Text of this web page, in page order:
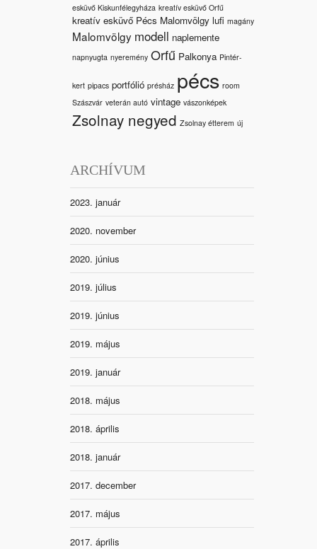
esküvő Kiskunfélegyháza kreatív esküvő Orfű
kreatív esküvő Pécs Malomvölgy lufi magány
Malomvölgy modell naplemente
napnyugta nyeremény Orfű Palkonya Pintér-
kert pipacs portfólió présház pécs room
Szászvár veterán autó vintage vászonképek
Zsolnay negyed Zsolnay étterem új
ARCHÍVUM
2023. január
2020. november
2020. június
2019. július
2019. június
2019. május
2019. január
2018. május
2018. április
2018. január
2017. december
2017. május
2017. április